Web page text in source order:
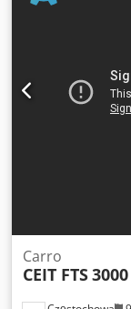
Carro
CEIT FTS